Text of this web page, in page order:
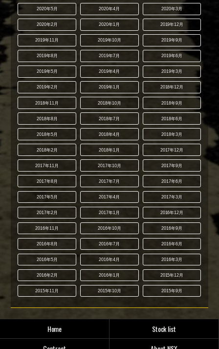
2020年5月 2020年4月 2020年3月
2020年2月 2020年1月 2019年12月
2019年11月 2019年10月 2019年9月
2019年8月 2019年7月 2019年6月
2019年5月 2019年4月 2019年3月
2019年2月 2019年1月 2018年12月
2018年11月 2018年10月 2018年9月
2018年8月 2018年7月 2018年6月
2018年5月 2018年4月 2018年3月
2018年2月 2018年1月 2017年12月
2017年11月 2017年10月 2017年9月
2017年8月 2017年7月 2017年6月
2017年5月 2017年4月 2017年3月
2017年2月 2017年1月 2016年12月
2016年11月 2016年10月 2016年9月
2016年8月 2016年7月 2016年6月
2016年5月 2016年4月 2016年3月
2016年2月 2016年1月 2015年12月
2015年11月 2015年10月 2015年9月
Home
Stock list